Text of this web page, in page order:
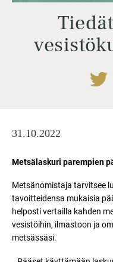
31.10.2022
Metsälaskuri parempien
Metsänomistaja tarvitsee
tavoitteidensa mukaisia
helposti vertailla kahden
vesistöihin, ilmastoon ja
metsässäsi.